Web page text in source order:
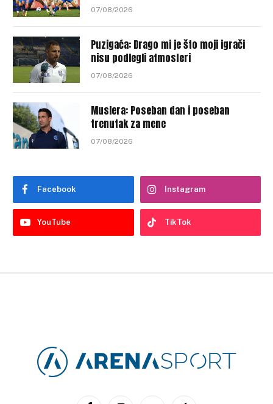
07/08/2026
Puzigaća: Drago mi je što moji igrači
nisu podlegli atmosferi
07/08/2026
Muslera: Poseban dan i poseban
trenutak za mene
07/08/2026
Facebook Instagram
YouTube TikTok